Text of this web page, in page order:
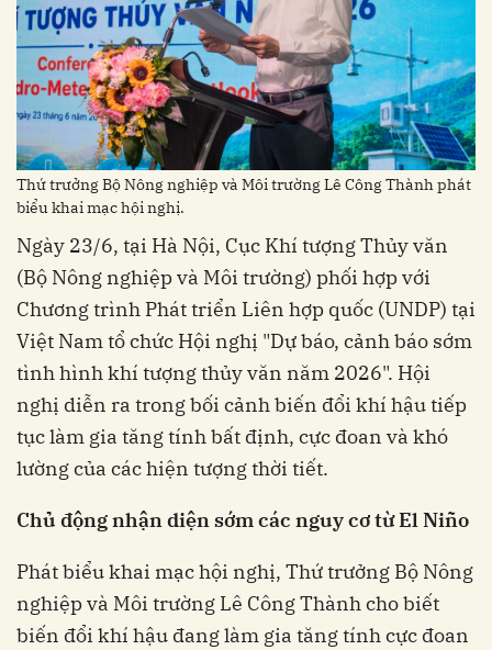
Thứ trưởng Bộ Nông nghiệp và Môi trường Lê Công Thành phát
biểu khai mạc hội nghị.
Ngày 23/6, tại Hà Nội, Cục Khí tượng Thủy văn
(Bộ Nông nghiệp và Môi trường) phối hợp với
Chương trình Phát triển Liên hợp quốc (UNDP) tại
Việt Nam tổ chức Hội nghị "Dự báo, cảnh báo sớm
tình hình khí tượng thủy văn năm 2026". Hội
nghị diễn ra trong bối cảnh biến đổi khí hậu tiếp
tục làm gia tăng tính bất định, cực đoan và khó
lường của các hiện tượng thời tiết.
Chủ động nhận diện sớm các nguy cơ từ El Niño
Phát biểu khai mạc hội nghị, Thứ trưởng Bộ Nông
nghiệp và Môi trường Lê Công Thành cho biết
biến đổi khí hậu đang làm gia tăng tính cực đoan